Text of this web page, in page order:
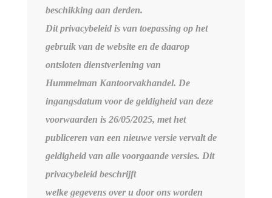
beschikking aan derden.
Dit privacybeleid is van toepassing op het
gebruik van de website en de daarop
ontsloten dienstverlening van
Hummelman Kantoorvakhandel. De
ingangsdatum voor de geldigheid van deze
voorwaarden is 26/05/2025, met het
publiceren van een nieuwe versie vervalt de
geldigheid van alle voorgaande versies. Dit
privacybeleid beschrijft
welke gegevens over u door ons worden